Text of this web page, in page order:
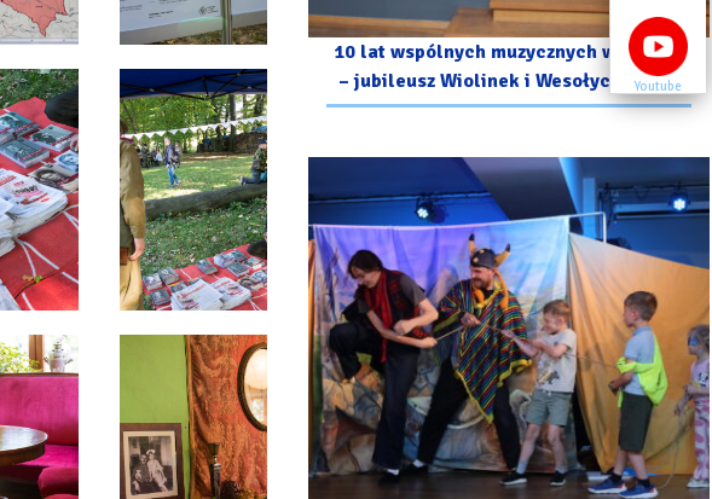
Youtube
Youtube
10 lat wspólnych muzycznych wzruszeń
– jubileusz Wiolinek i Wesołych Nutek